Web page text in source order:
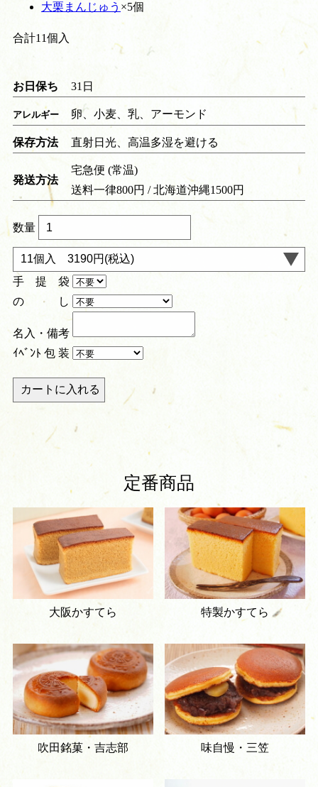
大栗まんじゅう ×5個
合計11個入
お日保ち 31日
アレルギー 卵、小麦、乳、アーモンド
保存方法 直射日光、高温多湿を避ける
発送方法
宅急便 (常温)
送料一律800円 / 北海道沖縄1500円
数量
手 提 袋
の し
名入・備考
ｲﾍﾞﾝﾄ 包 装
定番商品
大阪かすてら 特製かすてら
吹田銘菓・吉志部 味自慢・三笠